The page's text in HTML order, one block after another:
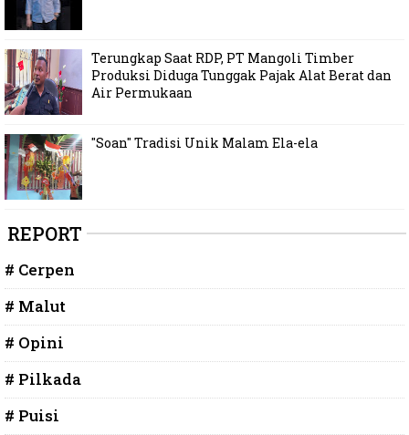
Terungkap Saat RDP, PT Mangoli Timber
Produksi Diduga Tunggak Pajak Alat Berat dan
Air Permukaan
"Soan" Tradisi Unik Malam Ela-ela
REPORT
# Cerpen
# Malut
# Opini
# Pilkada
# Puisi